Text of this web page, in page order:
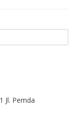
Jl. Pemda